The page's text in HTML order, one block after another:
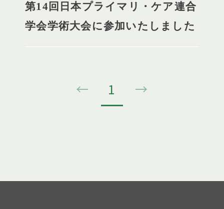
第14回日本プライマリ・ケア連合
学会学術大会に参加いたしました
← 1 →